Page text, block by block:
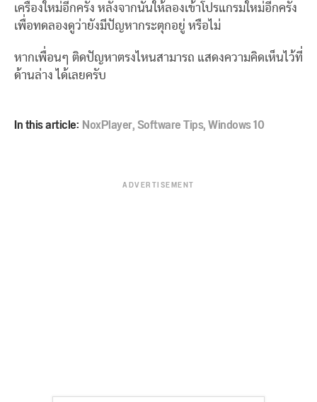
เครื่องใหม่อีกครั้ง หลังจากนั้นให้ลองเข้าโปรแกรมใหม่อีกครั้ง
เพื่อทดลองดูว่ายังมีปัญหากระตุกอยู่ หรือไม่
หากเพื่อนๆ ติดปัญหาตรงไหนสามารถ แสดงความคิดเห็นไว้ที่
ด้านล่าง ได้เลยครับ
In this article:NoxPlayer,Software Tips,Windows 10
ADVERTISEMENT